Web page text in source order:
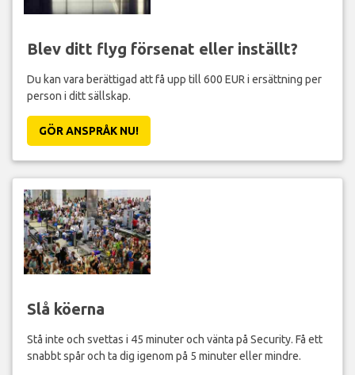
Blev ditt flyg försenat eller inställt?
Du kan vara berättigad att få upp till 600 EUR i ersättning per
person i ditt sällskap.
GÖR ANSPRÅK NU!